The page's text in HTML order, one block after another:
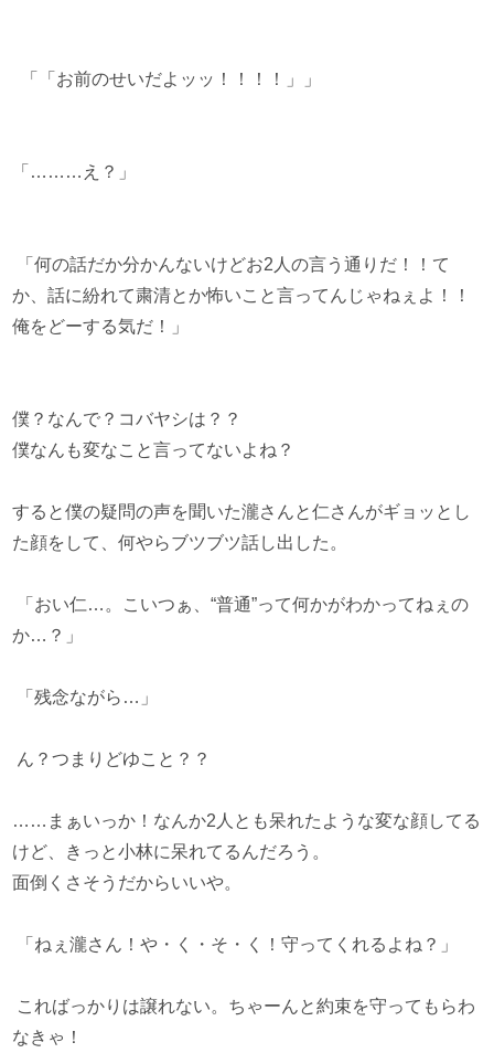
「「お前のせいだよッッ！！！！」」
「………え？」
「何の話だか分かんないけどお2人の言う通りだ！！て
か、話に紛れて粛清とか怖いこと言ってんじゃねぇよ！！
俺をどーする気だ！」
僕？なんで？コバヤシは？？
僕なんも変なこと言ってないよね？
すると僕の疑問の声を聞いた瀧さんと仁さんがギョッとし
た顔をして、何やらブツブツ話し出した。
「おい仁…。こいつぁ、“普通”って何かがわかってねぇの
か…？」
「残念ながら…」
ん？つまりどゆこと？？
……まぁいっか！なんか2人とも呆れたような変な顔してる
けど、きっと小林に呆れてるんだろう。
面倒くさそうだからいいや。
「ねぇ瀧さん！や・く・そ・く！守ってくれるよね？」
こればっかりは譲れない。ちゃーんと約束を守ってもらわ
なきゃ！